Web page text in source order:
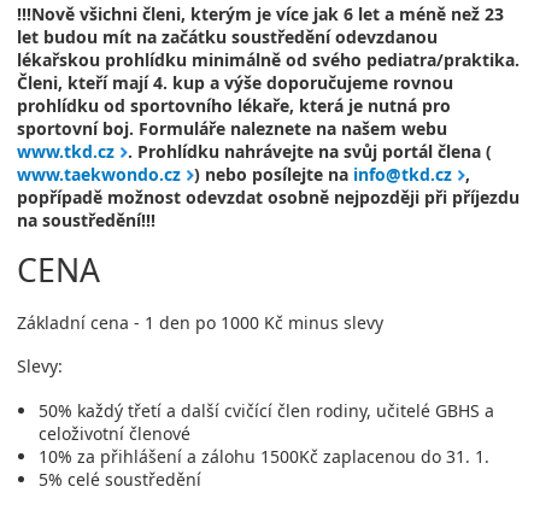
!!!Nově všichni členi, kterým je více jak 6 let a méně než 23
let budou mít na začátku soustředění odevzdanou
lékařskou prohlídku minimálně od svého pediatra/praktika.
Členi, kteří mají 4. kup a výše doporučujeme rovnou
prohlídku od sportovního lékaře, která je nutná pro
sportovní boj. Formuláře naleznete na našem webu
www.tkd.cz
. Prohlídku nahrávejte na svůj portál člena (
www.taekwondo.cz ) nebo posílejte na info@tkd.cz
,
popřípadě možnost odevzdat osobně nejpozději při příjezdu
na soustředění!!!
CENA
Základní cena - 1 den po 1000 Kč minus slevy
Slevy:
50% každý třetí a další cvičící člen rodiny, učitelé GBHS a
celoživotní členové
10% za přihlášení a zálohu 1500Kč zaplacenou do 31. 1.
5% celé soustředění